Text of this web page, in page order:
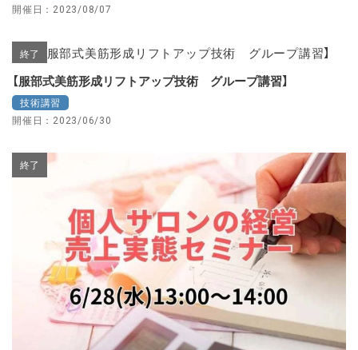
開催日：2023/08/07
終了
【服部式美筋形成リフトアップ技術 グループ講習】
技術講習
開催日：2023/06/30
終了